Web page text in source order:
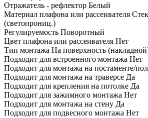
Отражатель - рефлектор Белый
Материал плафона или рассеивателя
(светопрониц.)
Регулируемость Поворотный
Цвет плафона или рассеивателя Нет
Тип монтажа На поверхность
Подходит для встроенного монтажа Нет
Подходит для монтажа на постаменте/
Подходит для монтажа на траверсе Да
Подходит для крепления на потолке Да
Подходит для зажимного монтажа Нет
Подходит для монтажа на стену Да
Подходит для подвесного монтажа Нет